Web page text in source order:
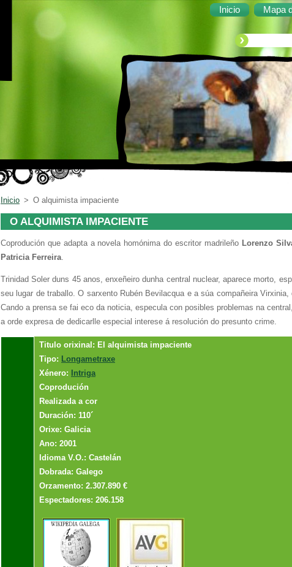
Inicio Mapa
Inicio > O alquimista impaciente
O ALQUIMISTA IMPACIENTE
Coprodución que adapta a novela homónima do escritor madrileño Lorenzo
Patricia Ferreira
Trinidad Soler duns 45 anos, enxeñeiro dunha central nuclear, aparece morto,
seu lugar de traballo. O sarxento Rubén Bevilacqua e a súa compañeira
Cando a prensa se fai eco da noticia, especula con posibles problemas na
a orde expresa de dedicarlle especial interese á resolución do presunto crime.
Titulo orixinal: El alquimista impaciente
Tipo: Longametraxe
Xénero:
Intriga
Coprodución
Realizada a cor
Duración: 110´
Orixe: Galicia
Ano: 2001
Idioma V.O.: Castelán
Dobrada: Galego
Orzamento: 2.307.890 €
Espectadores: 206.158